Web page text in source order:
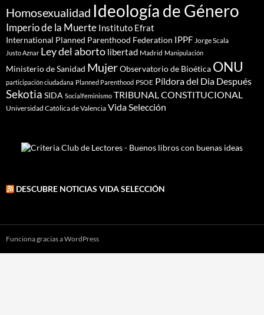
Homosexualidad Ideología de Género
Imperio de la Muerte Instituto Efrat
International Planned Parenthood Federation IPPF Jorge Scala
Justo Aznar Ley del aborto libertad Madrid Manipulación
Ministerio de Sanidad MujerObservatorio de Bioética ONU
participación ciudadana Planned Parenthood PSOE Píldora del Dia Después
Sekotia SIDA Socialfeminismo TRIBUNAL CONSTITUCIONAL
Universidad Católica de Valencia Vida Selección
DESCUBRE NOTICIAS VIDA SELECCIÓN
Funciona gracias a WordPress